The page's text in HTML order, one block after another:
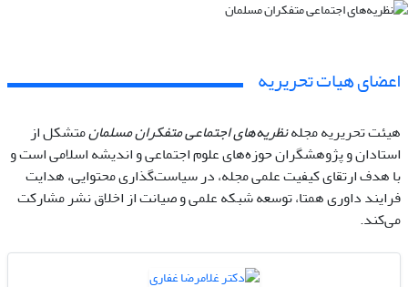
اعضای هیات تحریریه
هیئت تحریریه مجلهنظریه‌های اجتماعی متفکران مسلمانمتشکل از
استادان و پژوهشگران حوزه‌های علوم اجتماعی و اندیشه اسلامی است و
با هدف ارتقای کیفیت علمی مجله، در سیاست‌گذاری محتوایی، هدایت
فرایند داوری همتا، توسعه شبکه علمی و صیانت از اخلاق نشر مشارکت
می‌کند.